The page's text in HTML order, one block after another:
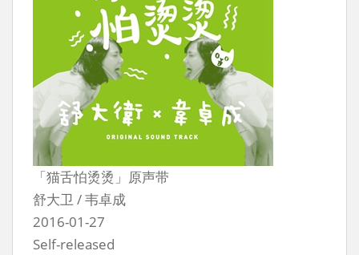
「猫舌怕烫烫」原声带
舒大卫 / 韦卓成
2016-01-27
Self-released